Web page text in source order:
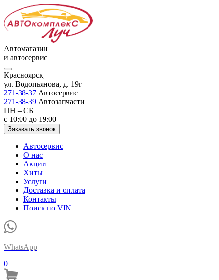
Автомагазин
и автосервис
Красноярск,
ул. Водопьянова, д. 19г
271-38-37 Автосервис
271-38-39 Автозапчасти
ПН – СБ
с 10:00 до 19:00
Заказать звонок
Автосервис
О нас
Акции
Хиты
Услуги
Доставка и оплата
Контакты
Поиск по VIN
WhatsApp
0